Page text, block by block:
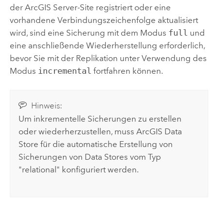
der ArcGIS Server-Site registriert oder eine
vorhandene Verbindungszeichenfolge aktualisiert
wird, sind eine Sicherung mit dem Modus full und
eine anschließende Wiederherstellung erforderlich,
bevor Sie mit der Replikation unter Verwendung des
Modus incremental fortfahren können.
Hinweis:
Um inkrementelle Sicherungen zu erstellen
oder wiederherzustellen, mussArcGIS Data
Store für die automatische Erstellung von
Sicherungen von Data Stores vom Typ
"relational" konfiguriert werden.